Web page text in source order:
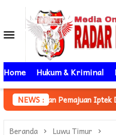
kontenMenu
Mobile
Home Hukum & Kriminal
NEWS :
Iptek Daerah, Asisten III
Beranda Luwu Timur